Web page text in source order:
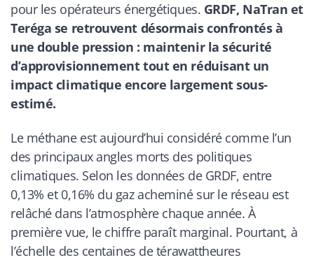
pour les opérateurs énergétiques. GRDF, NaTran et
Teréga se retrouvent désormais confrontés à
une double pression : maintenir la sécurité
d’approvisionnement tout en réduisant un
impact climatique encore largement sous-
estimé.
Le méthane est aujourd’hui considéré comme l’un
des principaux angles morts des politiques
climatiques. Selon les données de GRDF, entre
0,13% et 0,16% du gaz acheminé sur le réseau est
relâché dans l’atmosphère chaque année. À
première vue, le chiffre paraît marginal. Pourtant, à
l’échelle des centaines de térawattheures